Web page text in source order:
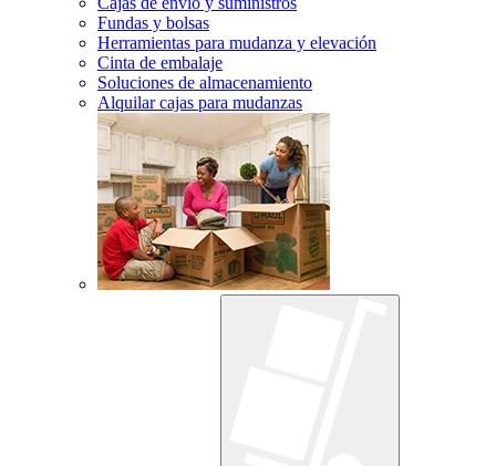
Fundas y bolsas
Herramientas para mudanza y elevación
Cinta de embalaje
Soluciones de almacenamiento
Alquilar cajas para mudanzas